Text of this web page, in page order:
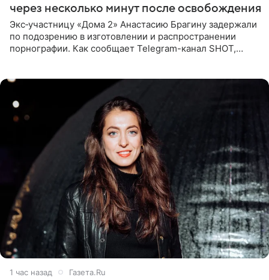
через несколько минут после освобождения
Экс‑участницу «Дома 2» Анастасию Брагину задержали
по подозрению в изготовлении и распространении
порнографии. Как сообщает Telegram-канал SHOT,
1 час назад Газета.Ru